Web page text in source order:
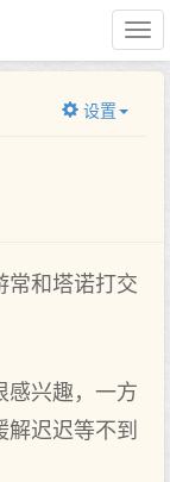
设置
常和塔诺打交
感兴趣，一方
迟迟等不到